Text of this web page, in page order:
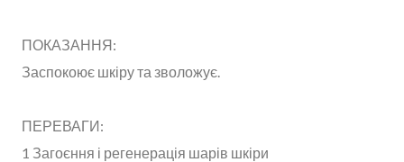
ПОКАЗАННЯ:
Заспокоює шкіру та зволожує.
ПЕРЕВАГИ:
1 Загоєння і регенерація шарів шкіри